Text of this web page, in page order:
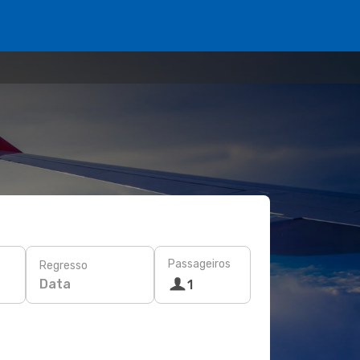
Regresso
Data
Passageiros
1